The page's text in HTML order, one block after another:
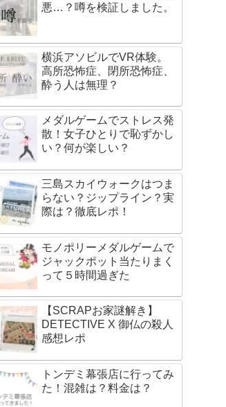
悪…？噂を検証しました。
横浜アソビルでVR体験。
高所恐怖症、閉所恐怖症、
酔う人は無理？
メダルゲームでストレス発
散！女子ひとりで恥ずかし
い？何が楽しい？
三島スカイウォークはつま
らない？ジップライン？実
際は？徹底レポ！
モノポリーメダルゲームで
ジャックポット当たりまく
って５時間過ぎた
【SCRAPお家謎解き】
DETECTIVE X 御仏の殺人
感想レポ
トンデミ幕張店に行ってみ
た！混雑は？料金は？